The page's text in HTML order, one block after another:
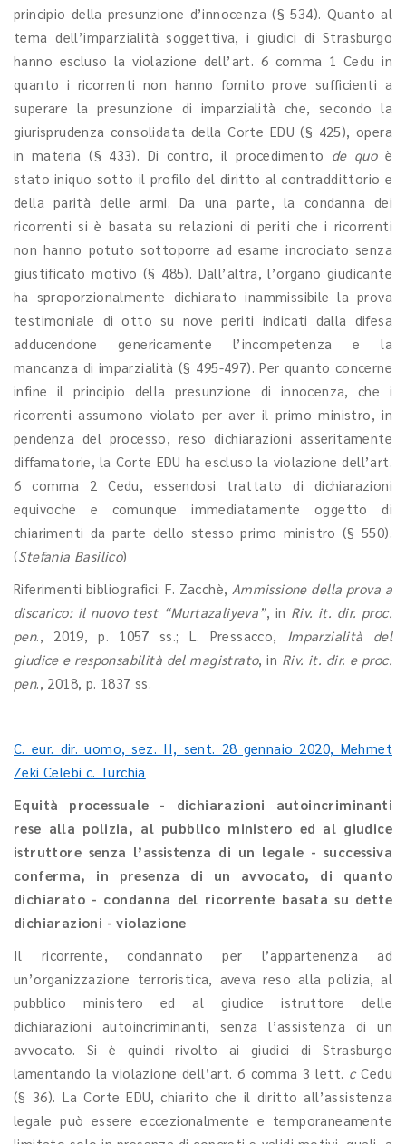
principio della presunzione d’innocenza (§ 534). Quanto al
tema dell’imparzialità soggettiva, i giudici di Strasburgo
hanno escluso la violazione dell’art. 6 comma 1 Cedu in
quanto i ricorrenti non hanno fornito prove sufficienti a
superare la presunzione di imparzialità che, secondo la
giurisprudenza consolidata della Corte EDU (§ 425), opera
in materia (§ 433). Di contro, il procedimento de quoè
stato iniquo sotto il profilo del diritto al contraddittorio e
della parità delle armi. Da una parte, la condanna dei
ricorrenti si è basata su relazioni di periti che i ricorrenti
non hanno potuto sottoporre ad esame incrociato senza
giustificato motivo (§ 485). Dall’altra, l’organo giudicante
ha sproporzionalmente dichiarato inammissibile la prova
testimoniale di otto su nove periti indicati dalla difesa
adducendone genericamente l’incompetenza e la
mancanza di imparzialità (§ 495-497). Per quanto concerne
infine il principio della presunzione di innocenza, che i
ricorrenti assumono violato per aver il primo ministro, in
pendenza del processo, reso dichiarazioni asseritamente
diffamatorie, la Corte EDU ha escluso la violazione dell’art.
6 comma 2 Cedu, essendosi trattato di dichiarazioni
equivoche e comunque immediatamente oggetto di
chiarimenti da parte dello stesso primo ministro (§ 550).
(Stefania Basilico)
Riferimenti bibliografici: F. Zacchè, Ammissione della prova a
discarico: il nuovo test “Murtazaliyeva”, in Riv. it. dir. proc.
pen., 2019, p. 1057 ss.; L. Pressacco,
Imparzialità del
giudice e responsabilità del magistrato, in Riv. it. dir. e proc.
pen., 2018, p. 1837 ss.
C. eur. dir. uomo, sez. II, sent. 28 gennaio 2020, Mehmet
Zeki Celebi c. Turchia
Equità processuale - dichiarazioni autoincriminanti
rese alla polizia, al pubblico ministero ed al giudice
istruttore senza l’assistenza di un legale - successiva
conferma, in presenza di un avvocato, di quanto
dichiarato - condanna del ricorrente basata su dette
dichiarazioni - violazione
Il ricorrente, condannato per l’appartenenza ad
un’organizzazione terroristica, aveva reso alla polizia, al
pubblico ministero ed al giudice istruttore delle
dichiarazioni autoincriminanti, senza l’assistenza di un
avvocato. Si è quindi rivolto ai giudici di Strasburgo
lamentando la violazione dell’art. 6 comma 3 lett. cCedu
(§ 36). La Corte EDU, chiarito che il diritto all’assistenza
legale può essere eccezionalmente e temporaneamente